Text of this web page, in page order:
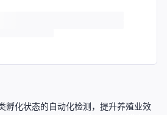
孵化状态的自动化检测，提升养殖业效